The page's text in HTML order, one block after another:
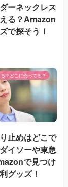
ーネックレス
る？Amazon
で探そう！
？どこに売ってる？
止めはどこで
イソーや東急
で見つけ
グッズ！